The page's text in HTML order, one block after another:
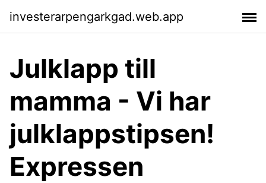
investerarpengarkgad.web.app
Julklapp till
mamma - Vi har
julklappstipsen!
Expressen